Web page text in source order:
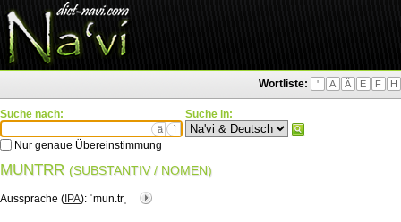
Wortliste: ' A Ä E F H
Suche nach:
ä ì
Nur genaue Übereinstimmung
Suche in:
MUNTRR (SUBSTANTIV / NOMEN)
Aussprache ( IPA): ˈmun.trˌ